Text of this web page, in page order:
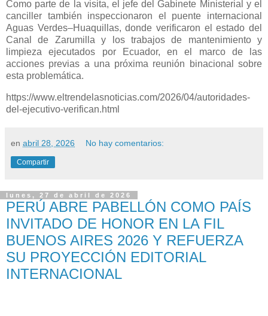
Como parte de la visita, el jefe del Gabinete Ministerial y el
canciller también inspeccionaron el puente internacional
Aguas Verdes–Huaquillas, donde verificaron el estado del
Canal de Zarumilla y los trabajos de mantenimiento y
limpieza ejecutados por Ecuador, en el marco de las
acciones previas a una próxima reunión binacional sobre
esta problemática.
https://www.eltrendelasnoticias.com/2026/04/autoridades-
del-ejecutivo-verifican.html
en abril 28, 2026 No hay comentarios:
Compartir
lunes, 27 de abril de 2026
PERÚ ABRE PABELLÓN COMO PAÍS
INVITADO DE HONOR EN LA FIL
BUENOS AIRES 2026 Y REFUERZA
SU PROYECCIÓN EDITORIAL
INTERNACIONAL